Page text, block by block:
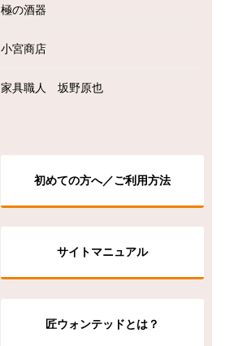
極の酒器
小宮商店
家具職人 坂野原也
初めての方へ／ご利用方法
サイトマニュアル
匠ウォンテッドとは？